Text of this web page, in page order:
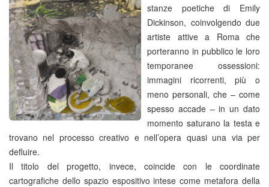
stanze poetiche di Emily
Dickinson, coinvolgendo due
artiste attive a Roma che
porteranno in pubblico le loro
temporanee ossessioni:
immagini ricorrenti, più o
meno personali, che – come
spesso accade – in un dato
momento saturano la testa e
trovano nel processo creativo e nell’opera quasi una via per
defluire.
Il titolo del progetto, invece, coincide con le coordinate
cartografiche dello spazio espositivo intese come metafora della